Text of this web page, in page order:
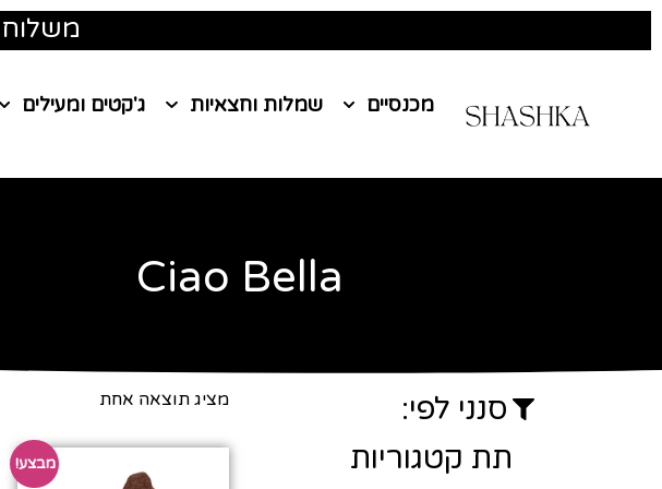
משלוח
מכנסיים שמלות וחצאיות ג'קטים ומעילים
Ciao Bella
סנני לפי:
תת קטגוריות
מציג תוצאה אחת
מבצע!